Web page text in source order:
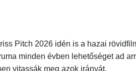
Pitch 2026 idén is a hazai
minden évben lehetőséget ad
vitassák meg azok irányát,